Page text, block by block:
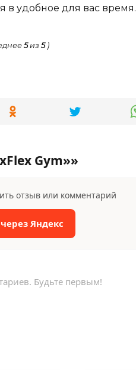
в удобное для вас время.
5из 5)
Gym»»
отзыв или комментарий
Яндекс
Будьте первым!